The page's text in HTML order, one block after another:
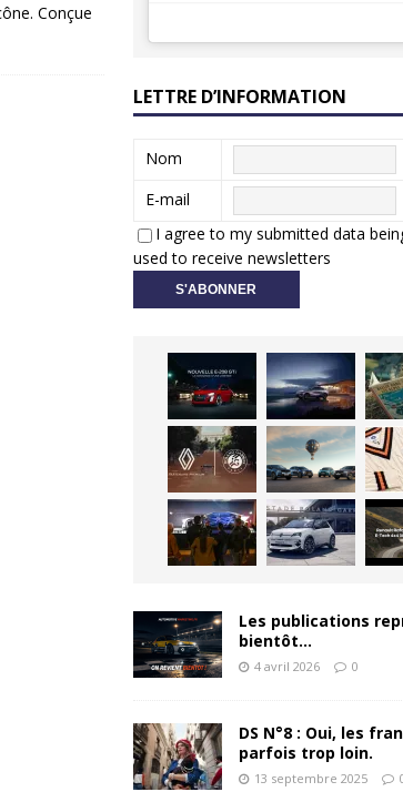
Conçue
LETTRE D’INFORMATION
Nom
E-mail
I agree to my submitted data
used to receive newsletters
Les publications
bientôt…
4 avril 2026 0
DS N°8 : Oui, les
parfois trop loin.
13 septembre 2025